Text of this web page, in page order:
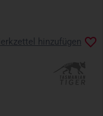
hinzufügen